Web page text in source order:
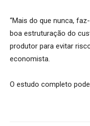
“Mais do que nunca,
boa estruturação do
produtor para evitar
economista.
O estudo completo